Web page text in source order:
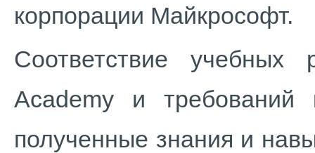
корпорации Майкрософт.
Соответствие
Academy и требований
полученные знания и